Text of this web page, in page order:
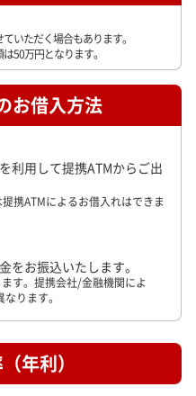
いただく場合もあります。
50万円となります。
お借入方法
利用して提携ATMからご出
携ATMによるお借入れはできま
をお振込いたします。
す。提携会社/金融機関によ
ります。
年利）